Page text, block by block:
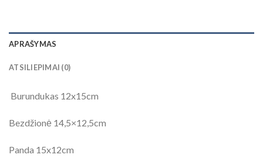
APRAŠYMAS
ATSILIEPIMAI (0)
Burundukas 12x15cm
Bezdžionė 14,5×12,5cm
Panda 15x12cm